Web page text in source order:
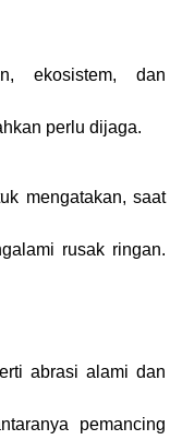
ekosistem, dan
perlu dijaga.
mengatakan, saat
rusak ringan.
abrasi alami dan
pemancing